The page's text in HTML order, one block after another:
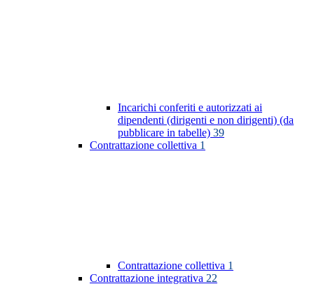
Incarichi conferiti e autorizzati ai
dipendenti (dirigenti e non dirigenti) (da
pubblicare in tabelle) 39
Contrattazione collettiva 1
Contrattazione collettiva 1
Contrattazione integrativa 22